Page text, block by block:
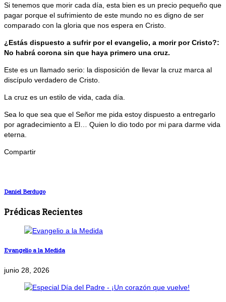
Si tenemos que morir cada día, esta bien es un precio pequeño que
pagar porque el sufrimiento de este mundo no es digno de ser
comparado con la gloria que nos espera en Cristo.
¿Estás dispuesto a sufrir por el evangelio, a morir por Cristo?:
No habrá corona sin que haya primero una cruz.
Este es un llamado serio: la disposición de llevar la cruz marca al
discípulo verdadero de Cristo.
La cruz es un estilo de vida, cada día.
Sea lo que sea que el Señor me pida estoy dispuesto a entregarlo
por agradecimiento a El… Quien lo dio todo por mi para darme vida
eterna.
Compartir
Daniel Berdugo
Prédicas Recientes
Evangelio a la Medida
junio 28, 2026